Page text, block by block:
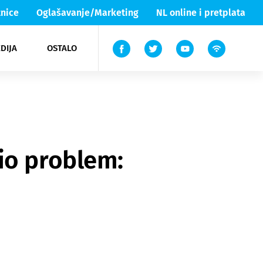
Oglašavanje/Marketing NL online i pretplata
OSTALO
Lika & Senj
TV
problem: